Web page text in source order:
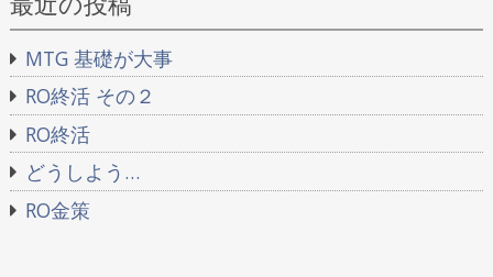
MTG 基礎が大事
RO終活 その２
RO終活
どうしよう…
RO金策